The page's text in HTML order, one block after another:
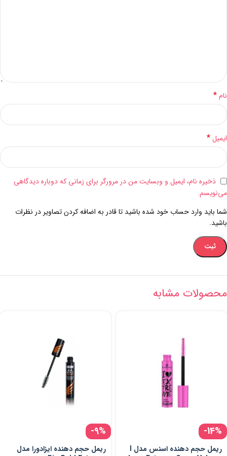
نام*
ایمیل*
ذخیره نام، ایمیل و وبسایت من در مرورگر برای زمانی که دوباره دیدگاهی
می‌نویسم.
شما باید وارد حساب خود شده باشید تا قادر به اضافه کردن تصاویر در نظرات
باشید.
محصولات مشابه
-14%
ریمل حجم دهنده اسنس مدل I
-9%
ریمل حجم دهنده ایزادورا مدل